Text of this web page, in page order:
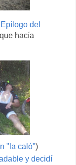
Epílogo del
hacía
"la caló")
y decidí